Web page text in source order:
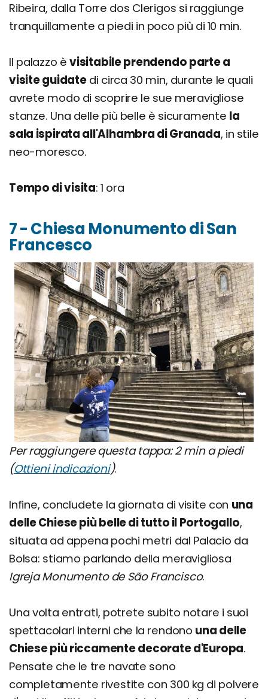
Ribeira, dalla Torre dos Clerigos si raggiunge
tranquillamente a piedi in poco più di 10 min.
Il palazzo è visitabile prendendo parte a
visite guidatedi circa 30 min, durante le quali
avrete modo di scoprire le sue meravigliose
stanze. Una delle più belle è sicuramente la
sala ispirata all'Alhambra di Granada, in stile
neo-moresco.
Tempo di visita: 1 ora
7 - Chiesa Monumento di San
Francesco
Per raggiungere questa tappa: 2 min a piedi
(Ottieni indicazioni).
Infine, concludete la giornata di visite con una
delle Chiese più belle di tutto il Portogallo,
situata ad appena pochi metri dal Palacio da
Bolsa: stiamo parlando della meravigliosa
Igreja Monumento de São Francisco.
Una volta entrati, potrete subito notare i suoi
spettacolari interni che la rendono una delle
Chiese più riccamente decorate d'Europa.
Pensate che le tre navate sono
completamente rivestite con 300 kg di polvere